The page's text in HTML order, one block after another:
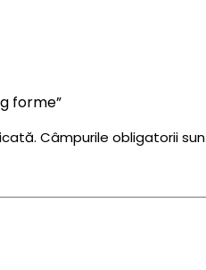
forme”
Câmpurile obligatorii